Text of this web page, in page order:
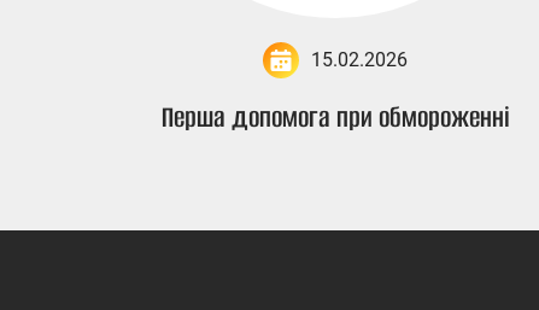
15.02.2026
Перша допомога при обмороженні